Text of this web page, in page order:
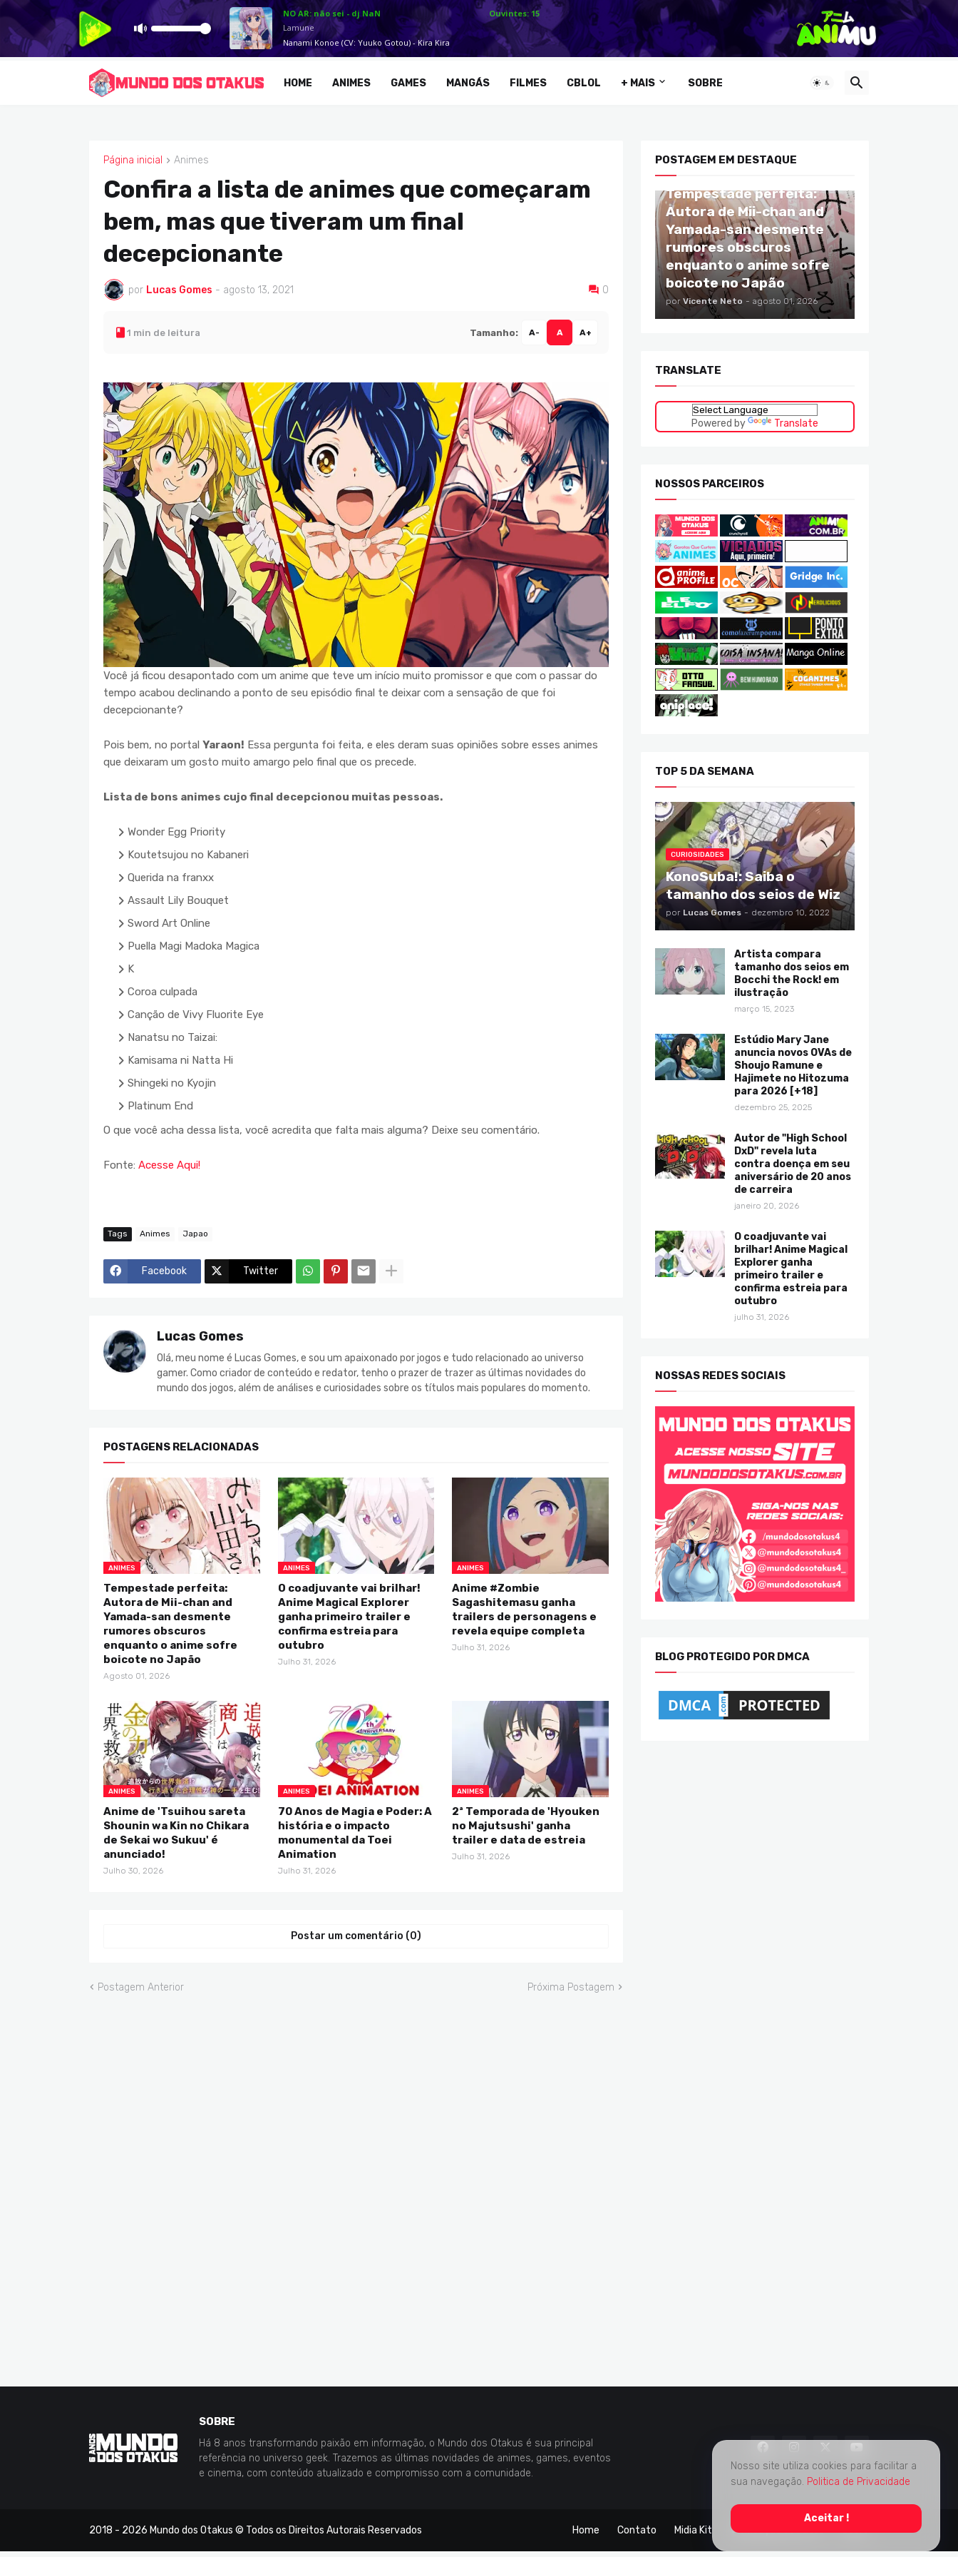
HOME ANIMES GAMES MANGÁS FILMES CBLOL + MAIS SOBRE
Página inicial Animes
ANIMES
Confira a lista de animes que começaram
bem, mas que tiveram um final
decepcionante
por Lucas Gomes - agosto 13, 2021 0
1 min de leitura Tamanho: A- A A+
Você já ficou desapontado com um anime que teve um início muito promissor e que com o passar do
tempo acabou declinando a ponto de seu episódio final te deixar com a sensação de que foi
decepcionante?
Pois bem, no portal Yaraon! Essa pergunta foi feita, e eles deram suas opiniões sobre esses animes
que deixaram um gosto muito amargo pelo final que os precede.
Lista de bons animes cujo final decepcionou muitas pessoas.
Wonder Egg Priority
Koutetsujou no Kabaneri
Querida na franxx
Assault Lily Bouquet
Sword Art Online
Puella Magi Madoka Magica
K
Coroa culpada
Canção de Vivy Fluorite Eye
Nanatsu no Taizai:
Kamisama ni Natta Hi
Shingeki no Kyojin
Platinum End
O que você acha dessa lista, você acredita que falta mais alguma? Deixe seu comentário.
Fonte: Acesse Aqui!
Tags Animes Japao
Facebook Twitter
Lucas Gomes
Olá, meu nome é Lucas Gomes, e sou um apaixonado por jogos e tudo relacionado ao universo
gamer. Como criador de conteúdo e redator, tenho o prazer de trazer as últimas novidades do
mundo dos jogos, além de análises e curiosidades sobre os títulos mais populares do momento.
POSTAGENS RELACIONADAS
ANIMES
Tempestade perfeita:
Autora de Mii-chan and
Yamada-san desmente
rumores obscuros
enquanto o anime sofre
boicote no Japão
Agosto 01, 2026
ANIMES
O coadjuvante vai brilhar!
Anime Magical Explorer
ganha primeiro trailer e
confirma estreia para
outubro
Julho 31, 2026
ANIMES
Anime #Zombie
Sagashitemasu ganha
trailers de personagens e
revela equipe completa
Julho 31, 2026
ANIMES
Anime de 'Tsuihou sareta
Shounin wa Kin no Chikara
de Sekai wo Sukuu' é
anunciado!
Julho 30, 2026
ANIMES
70 Anos de Magia e Poder: A
história e o impacto
monumental da Toei
Animation
Julho 31, 2026
ANIMES
2ª Temporada de 'Hyouken
no Majutsushi' ganha
trailer e data de estreia
Julho 31, 2026
Postar um comentário (0)
Postagem Anterior Próxima Postagem
POSTAGEM EM DESTAQUE
Tempestade perfeita:
Autora de Mii-chan and
Yamada-san desmente
rumores obscuros
enquanto o anime sofre
boicote no Japão
por Vicente Neto - agosto 01, 2026
TRANSLATE
Powered by Translate
NOSSOS PARCEIROS
TOP 5 DA SEMANA
CURIOSIDADES
KonoSuba!: Saiba o
tamanho dos seios de Wiz
por Lucas Gomes - dezembro 10, 2022
Artista compara
tamanho dos seios em
Bocchi the Rock! em
ilustração
março 15, 2023
Estúdio Mary Jane
anuncia novos OVAs de
Shoujo Ramune e
Hajimete no Hitozuma
para 2026 [+18]
dezembro 25, 2025
Autor de "High School
DxD" revela luta
contra doença em seu
aniversário de 20 anos
de carreira
janeiro 20, 2026
O coadjuvante vai
brilhar! Anime Magical
Explorer ganha
primeiro trailer e
confirma estreia para
outubro
julho 31, 2026
NOSSAS REDES SOCIAIS
BLOG PROTEGIDO POR DMCA
SOBRE
Há 8 anos transformando paixão em informação, o Mundo dos Otakus é sua principal
referência no universo geek. Trazemos as últimas novidades de animes, games, eventos
e cinema, com conteúdo atualizado e compromisso com a comunidade.
2018 - 2026 Mundo dos Otakus © Todos os Direitos Autorais Reservados Home Contato Midia Kit Verificação de Fatos Sobre
Nosso site utiliza cookies para facilitar a
sua navegação. Politica de Privacidade
Aceitar !